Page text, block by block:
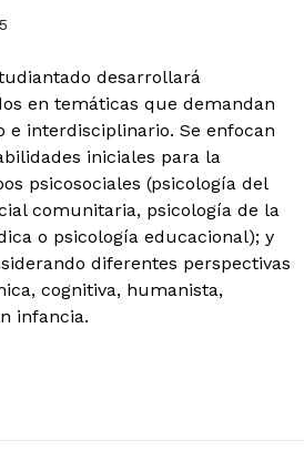
desarrollará
en temáticas que demandan
e interdisciplinario. Se enfocan
iniciales para la
psicosociales (psicología del
comunitaria, psicología de la
o psicología educacional); y
diferentes perspectivas
cognitiva, humanista,
infancia.